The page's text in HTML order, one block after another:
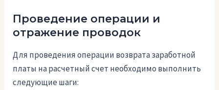
Проведение операции и
отражение проводок
Для проведения операции возврата заработной
платы на расчетный счет необходимо выполнить
следующие шаги: